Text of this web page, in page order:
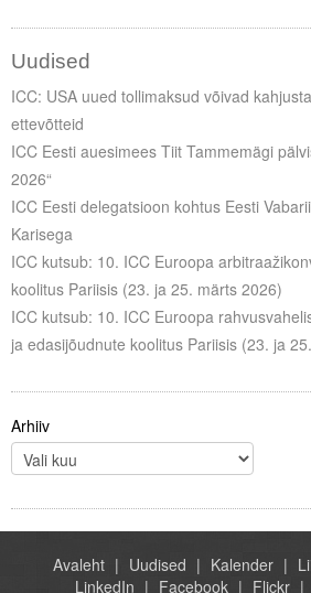
Kontakt
Liitu meililistiga
Oskusteave
Incoterms® 2020
Abimaterjalid
Projektid
Uudised
ICC: USA uued tollimaksud võivad
ettevõtteid
ICC Eesti auesimees Tiit Tammemägi
2026“
ICC Eesti delegatsioon kohtus Eesti
Karisega
ICC kutsub: 10. ICC Euroopa
koolitus Pariisis (23. ja 25. märts 2026)
ICC kutsub: 10. ICC Euroopa
ja edasijõudnute koolitus Pariisis (23. ja
Arhiiv
Avaleht Uudised Kalender
LinkedIn
Facebook Flickr